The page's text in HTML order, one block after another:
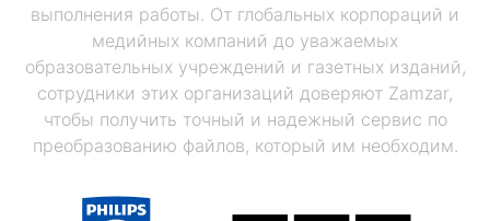
выполнения работы. От глобальных корпораций и
медийных компаний до уважаемых
образовательных учреждений и газетных изданий,
сотрудники этих организаций доверяют Zamzar,
чтобы получить точный и надежный сервис по
преобразованию файлов, который им необходим.